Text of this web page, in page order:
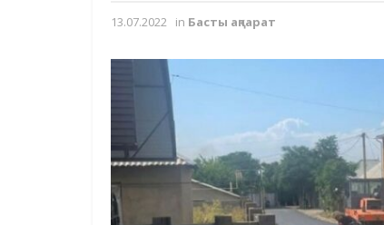
13.07.2022 in Басты ақпарат